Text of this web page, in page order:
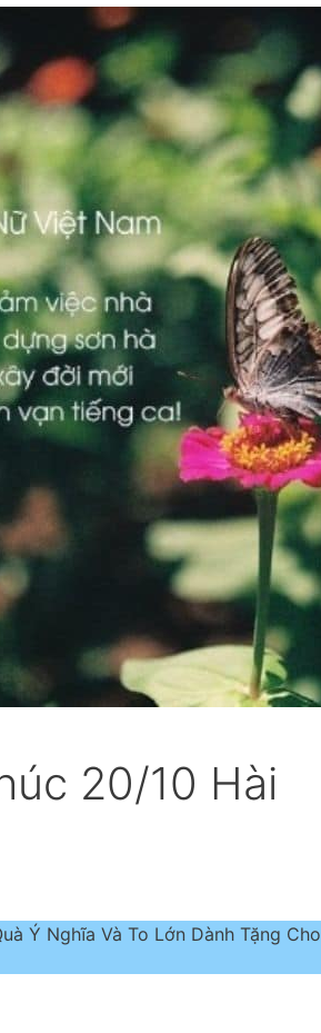
20/10 Hài
Ý Nghĩa Và To Lớn Dành Tặng Cho